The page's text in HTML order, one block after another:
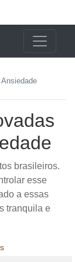
brasileiros.
esse
a essas
tranquila e